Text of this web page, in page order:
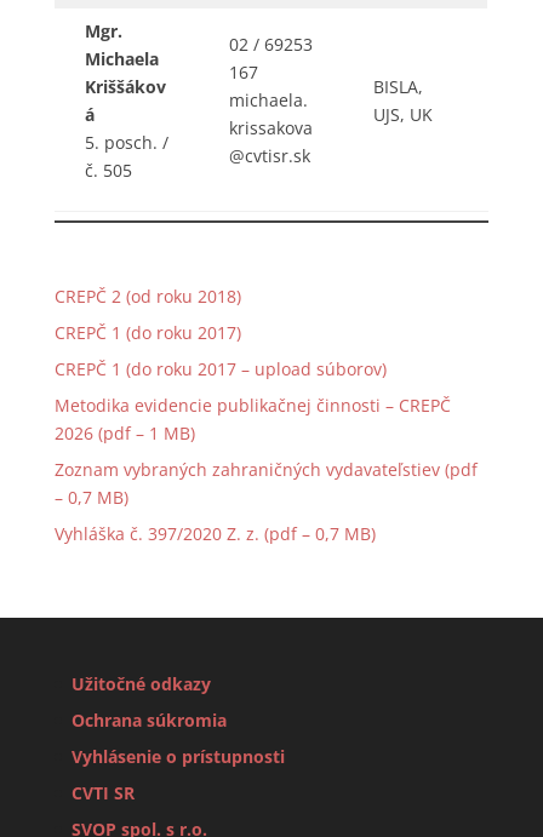
Mgr.
Michaela
Kriššákov
á
5. posch. /
č. 505
02 / 69253
167
michaela.
krissakova
@cvtisr.sk
BISLA,
UJS, UK
CREPČ 2 (od roku 2018)
CREPČ 1 (do roku 2017)
CREPČ 1 (do roku 2017 – upload súborov)
Metodika evidencie publikačnej činnosti – CREPČ
2026 (pdf – 1 MB)
Zoznam vybraných zahraničných vydavateľstiev (pdf
– 0,7 MB)
Vyhláška č. 397/2020 Z. z. (pdf – 0,7 MB)
Užitočné odkazy
Ochrana súkromia
Vyhlásenie o prístupnosti
CVTI SR
SVOP spol. s r.o.